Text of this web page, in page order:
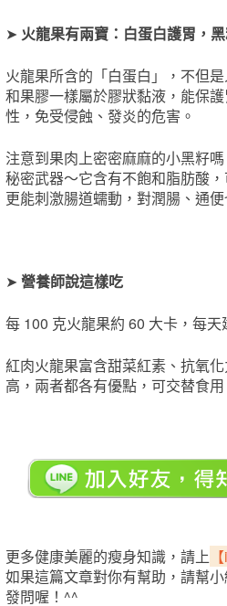
➤ 火龍果有兩寶：白蛋白護胃，
火龍果所含的「白蛋白」，不但
和果膠一樣屬於膠狀黏液，能保
性，免受侵蝕、發炎的危害。
注意到果肉上密密麻麻的小黑籽
秘密武器～它含有不飽和脂肪酸
更能刺激腸道蠕動，對潤腸、通便
➤ 營養師說這樣吃
每 100 克火龍果約 60 大卡，每天
紅肉火龍果富含甜菜紅素、抗氧
高，兩者都各有優點，可交替食用
更多健康美麗的瘦身知識，請上
如果這篇文章對你有幫助，請幫
發問喔！^^